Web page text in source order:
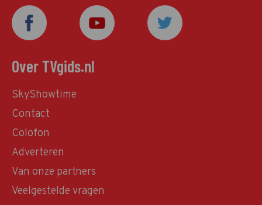
Over TVgids.nl
SkyShowtime
Contact
Colofon
Adverteren
Van onze partners
Veelgestelde vragen